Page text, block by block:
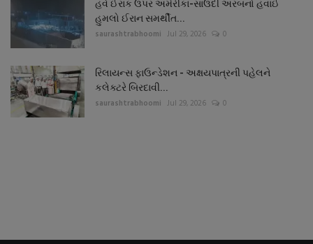
હવે ઈરાક ઉપર અમેરીકા-સાઉદી અરબનો હવાઈ
હુમલો ઈરાન સમર્થીત...
saurashtrabhoomi Jul 29, 2026 0
રિલાયન્સ ફાઉન્ડેશન - અક્ષયપાત્રની પહેલને
કલેક્ટરે બિરદાવી...
saurashtrabhoomi Jul 29, 2026 0